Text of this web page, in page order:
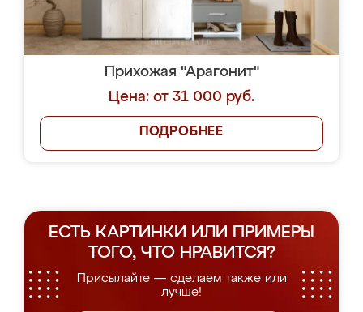
Прихожая "Арагонит"
Цена: от 31 000 руб.
ПОДРОБНЕЕ
ЕСТЬ КАРТИНКИ ИЛИ ПРИМЕРЫ
ТОГО, ЧТО НРАВИТСЯ?
Присылайте — сделаем также или
лучше!